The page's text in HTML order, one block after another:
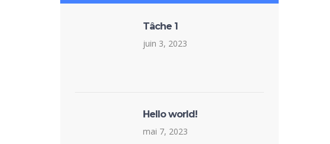
Tâche 1
juin 3, 2023
Hello world!
mai 7, 2023